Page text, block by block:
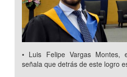
• Luis Felipe Vargas Montes,
señala que detrás de este logro